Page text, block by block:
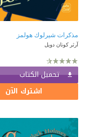
مذكرات شيرلوك هولمز
آرثر كونان دويل
تحميل الكتاب
اشترك الآن